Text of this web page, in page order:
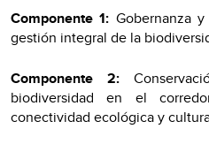
Componente 1: Gobernanza
gestión integral de la
Componente 2:
biodiversidad en el
conectividad ecológica y